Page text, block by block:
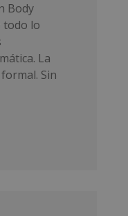
Body
todo lo
La
Sin